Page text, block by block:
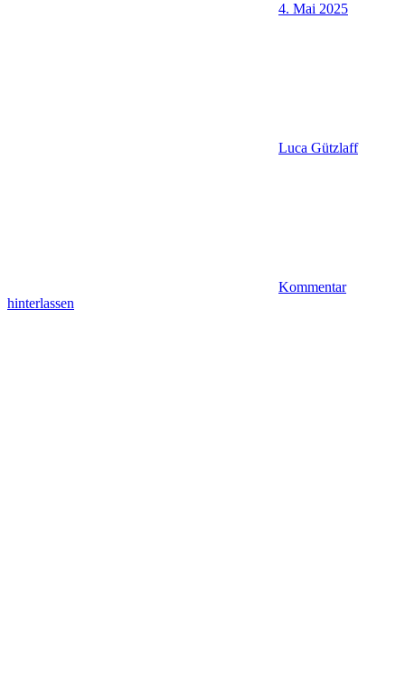
4. Mai 2025
Luca Gützlaff
Kommentar
hinterlassen